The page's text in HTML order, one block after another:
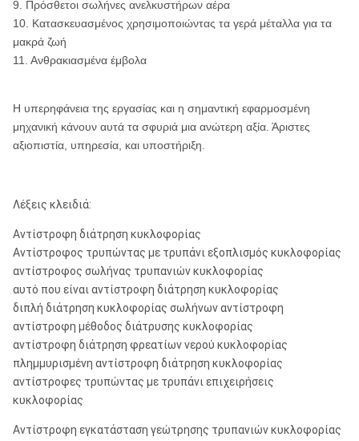
5 1/2» PR52 PR52
ROS RC
5 1/2» PR52R PR52/PR52R
9. Πρόσθετοι σωλήνες ανελκυστήρων αέρα
10. Κατασκευασμένος χρησιμοποιώντας τα γερά μέταλλα για τα
μακρά ζωή
11. Ανθρακιασμένα έμβολα
Η υπερηφάνεια της εργασίας και η σημαντική εφαρμοσμένη
μηχανική κάνουν αυτά τα σφυριά μια ανώτερη αξία. Άριστες
αξιοπιστία, υπηρεσία, και υποστήριξη.
Λέξεις κλειδιά:
Αντίστροφη διάτρηση κυκλοφορίας
Αντίστροφος τρυπώντας με τρυπάνι εξοπλισμός κυκλοφορίας
αντίστροφος σωλήνας τρυπανιών κυκλοφορίας
αυτό που είναι αντίστροφη διάτρηση κυκλοφορίας
διπλή διάτρηση κυκλοφορίας σωλήνων αντίστροφη
αντίστροφη μέθοδος διάτρυσης κυκλοφορίας
αντίστροφη διάτρηση φρεατίων νερού κυκλοφορίας
πλημμυρισμένη αντίστροφη διάτρηση κυκλοφορίας
αντίστροφες τρυπώντας με τρυπάνι επιχειρήσεις
κυκλοφορίας
Αντίστροφη εγκατάσταση γεώτρησης τρυπανιών κυκλοφορίας